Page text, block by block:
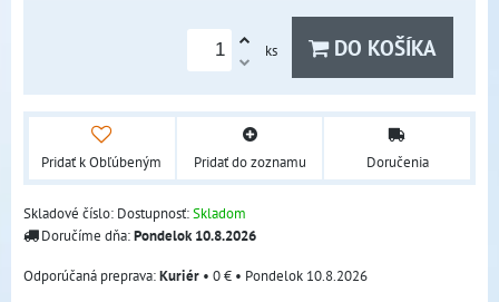
ks DO KOŠÍKA
Pridať k Obľúbeným Pridať do zoznamu Doručenia
Skladové číslo: Dostupnosť:Skladom
Doručíme dňa:Pondelok10.8.2026
Kuriér • 0 € • Pondelok 10.8.2026